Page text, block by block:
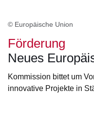
© Europäische Union
Förderung
Neues
Kommission bittet um
innovative Projekte in